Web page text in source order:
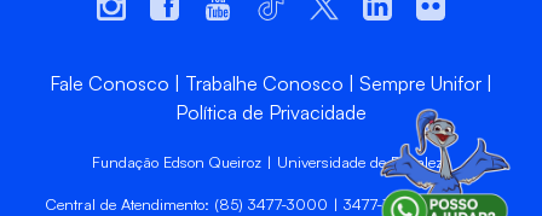
Fale Conosco Trabalhe Conosco
Sempre Unifor
Política de Privacidade
Fundação Edson Queiroz | Universidade de Fortaleza
Central de Atendimento: (85) 3477-3000 | 3477-3400 | 99246-